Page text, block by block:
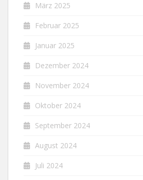
März 2025
Februar 2025
Januar 2025
Dezember 2024
November 2024
Oktober 2024
September 2024
August 2024
Juli 2024